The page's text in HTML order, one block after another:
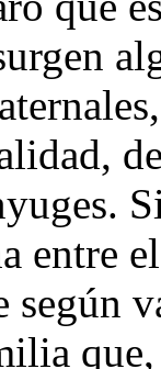
entre